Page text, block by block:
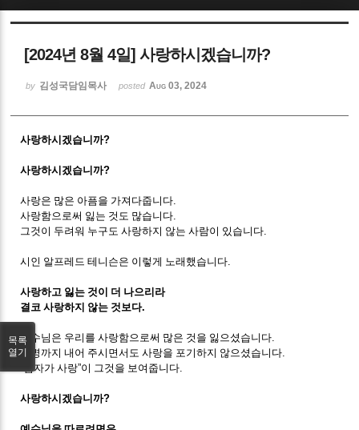
[2024년 8월 4일] 사랑하시겠습니까?
by 김성국담임목사 posted Aug 03, 2024
사랑하시겠습니까?
사랑하시겠습니까?
사랑은 많은 아픔을 가져다줍니다
사랑함으로써 잃는 것도 많습니다
그것이 두려워 누구도 사랑하지 않는 사람이 있습니다
시인 알프레드 테니슨은 이렇게 노래했습니다
사랑하고 잃는 것이 더 나으리라
결코 사랑하지 않는 것보다.
예수님은 우리를 사랑함으로써 많은 것을 잃으셨습니다
생명까지 내어 주시면서도 사랑을 포기하지 않으셨습니다
십자가 사랑”이 그것을 보여줍니다
사랑하시겠습니까?
목록
열기
Sketchbook5, 스케치북5
Sketchbook5, 스케치북5